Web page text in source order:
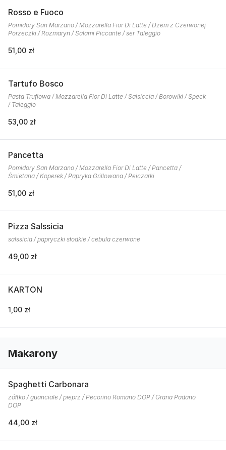
Rosso e Fuoco
Pomidory San Marzano / Mozzarella Fior Di Latte / Dżem z Czerwonej
Porzeczki / Rozmaryn / Salami Piccante / ser Taleggio
51,00 zł
Tartufo Bosco
Pasta Truflowa / Mozzarella Fior Di Latte / Salsiccia / Borowiki / Speck
/ Taleggio
53,00 zł
Pancetta
Pomidory San Marzano / Mozzarella Fior Di Latte / Pancetta /
Śmietana / Koperek / Papryka Grillowana / Peiczarki
51,00 zł
Pizza Salssicia
salssicia / papryczki słodkie / cebula czerwone
49,00 zł
KARTON
1,00 zł
Makarony
Spaghetti Carbonara
żółtko / guanciale / pieprz / Pecorino Romano DOP / Grana Padano
DOP
44,00 zł